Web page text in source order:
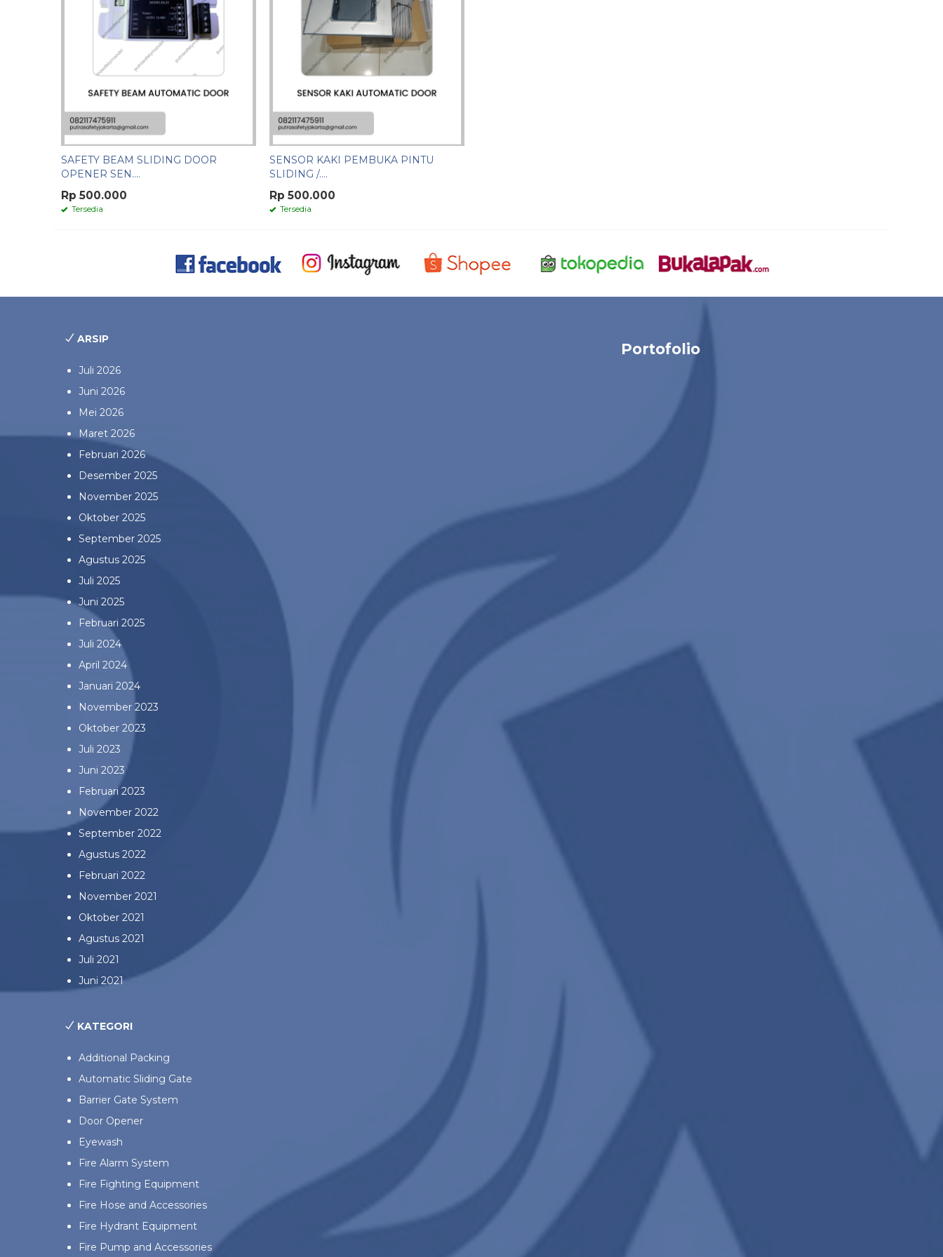
SAFETY BEAM SLIDING DOOR
OPENER SEN....
Rp 500.000
Tersedia
SENSOR KAKI PEMBUKA PINTU
SLIDING /....
Rp 500.000
Tersedia
ARSIP
Juli 2026
Juni 2026
Mei 2026
Maret 2026
Februari 2026
Desember 2025
November 2025
Oktober 2025
September 2025
Agustus 2025
Juli 2025
Juni 2025
Februari 2025
Juli 2024
April 2024
Januari 2024
November 2023
Oktober 2023
Juli 2023
Juni 2023
Februari 2023
November 2022
September 2022
Agustus 2022
Februari 2022
November 2021
Oktober 2021
Agustus 2021
Juli 2021
Juni 2021
KATEGORI
Additional Packing
Automatic Sliding Gate
Barrier Gate System
Door Opener
Eyewash
Fire Alarm System
Fire Fighting Equipment
Fire Hose and Accessories
Fire Hydrant Equipment
Fire Pump and Accessories
Portofolio